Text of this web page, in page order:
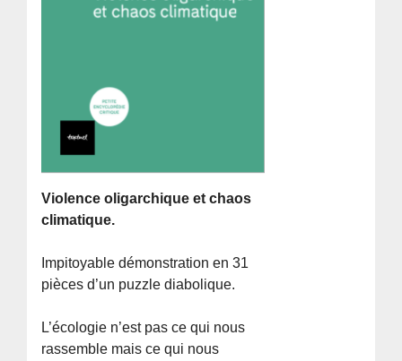
Violence oligarchique et chaos
climatique.
Impitoyable démonstration en 31
pièces d’un puzzle diabolique.
L’écologie n’est pas ce qui nous
rassemble mais ce qui nous